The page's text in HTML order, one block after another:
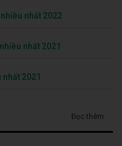
nhất 2022
nhất 2021
2021
Đọc thêm